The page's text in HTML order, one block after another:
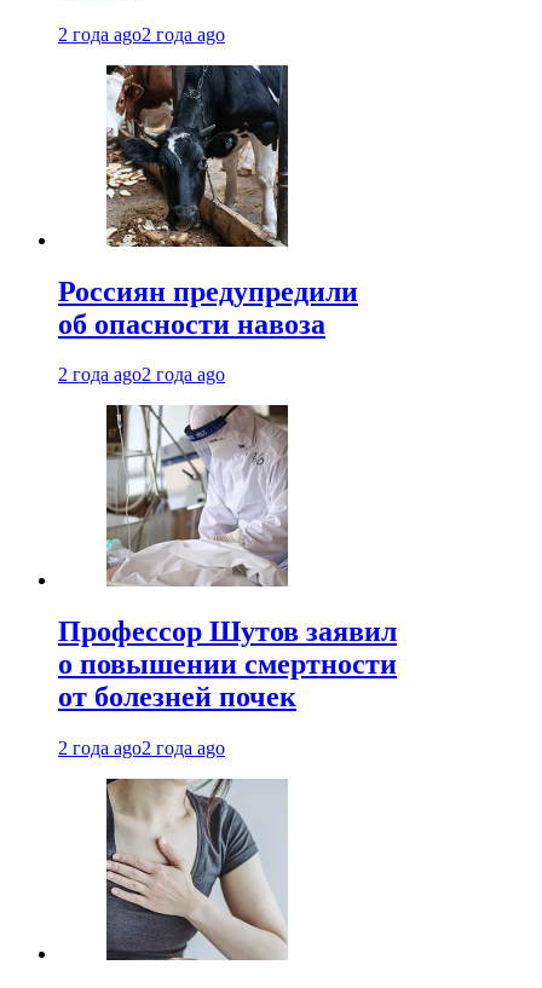
2 года ago2 года ago
Россиян предупредили
об опасности навоза
2 года ago2 года ago
Профессор Шутов заявил
о повышении смертности
от болезней почек
2 года ago2 года ago